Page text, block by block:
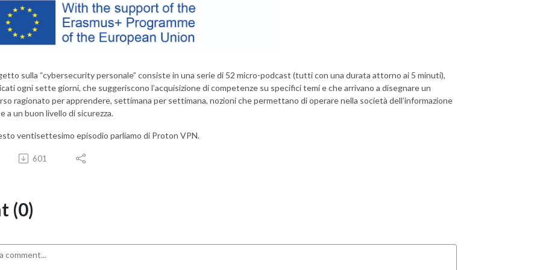
sulla “cybersecurity personale” consiste in una serie di 52 micro-podcast (tutti con una durata attorno ai 5 minuti),
ogni sette giorni, che suggeriscono l’acquisizione di competenze su specifici temi e che arrivano a disegnare un
ragionato per apprendere, settimana per settimana, nozioni che permettano di operare nella società dell’informazione
a un buon livello di sicurezza.
ventisettesimo episodio parliamo di Proton VPN.
601
(0)